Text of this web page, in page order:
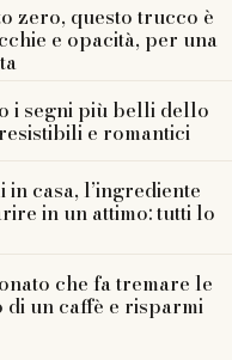
zero, questo trucco è
e opacità, per una
i segni più belli dello
e romantici
casa, l’ingrediente
in un attimo: tutti lo
che fa tremare le
di un caffè e risparmi